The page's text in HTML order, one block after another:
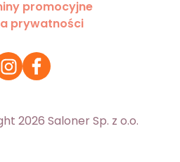
promocyjne
prywatności
2026 Saloner Sp. z o.o.